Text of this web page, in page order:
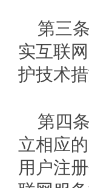
第三
实互联
护技术
第四
立相应
用户注